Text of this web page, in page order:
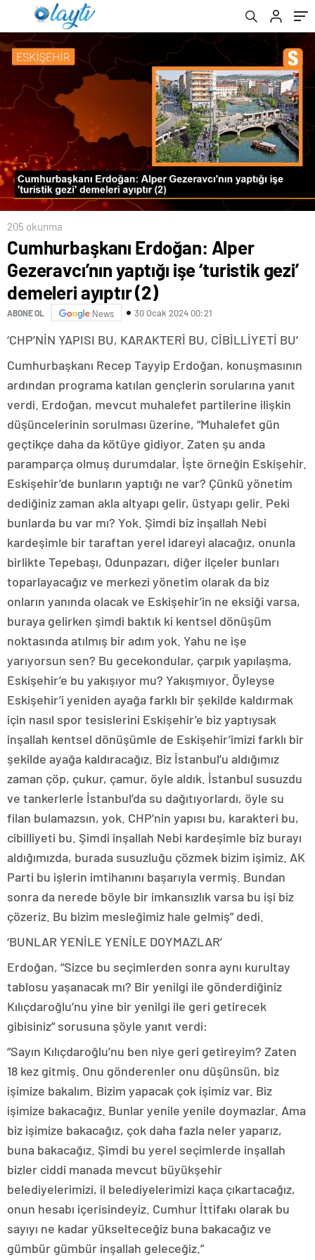
demeleri ayıptır (2)
205 okunma
Cumhurbaşkanı Erdoğan: Alper
Gezeravcı’nın yaptığı işe ‘turistik gezi’
demeleri ayıptır (2)
ABONE OL News 30 Ocak 2024 00:21
‘CHP’NİN YAPISI BU, KARAKTERİ BU, CİBİLLİYETİ BU’
Cumhurbaşkanı Recep Tayyip Erdoğan, konuşmasının
ardından programa katılan gençlerin sorularına yanıt
verdi. Erdoğan, mevcut muhalefet partilerine ilişkin
düşüncelerinin sorulması üzerine, “Muhalefet gün
geçtikçe daha da kötüye gidiyor. Zaten şu anda
paramparça olmuş durumdalar. İşte örneğin Eskişehir.
Eskişehir’de bunların yaptığı ne var? Çünkü yönetim
dediğiniz zaman akla altyapı gelir, üstyapı gelir. Peki
bunlarda bu var mı? Yok. Şimdi biz inşallah Nebi
kardeşimle bir taraftan yerel idareyi alacağız, onunla
birlikte Tepebaşı, Odunpazarı, diğer ilçeler bunları
toparlayacağız ve merkezi yönetim olarak da biz
onların yanında olacak ve Eskişehir’in ne eksiği varsa,
buraya gelirken şimdi baktık ki kentsel dönüşüm
noktasında atılmış bir adım yok. Yahu ne işe
yarıyorsun sen? Bu gecekondular, çarpık yapılaşma,
Eskişehir’e bu yakışıyor mu? Yakışmıyor. Öyleyse
Eskişehir’i yeniden ayağa farklı bir şekilde kaldırmak
için nasıl spor tesislerini Eskişehir’e biz yaptıysak
inşallah kentsel dönüşümle de Eskişehir’imizi farklı bir
şekilde ayağa kaldıracağız. Biz İstanbul’u aldığımız
zaman çöp, çukur, çamur, öyle aldık. İstanbul susuzdu
ve tankerlerle İstanbul’da su dağıtıyorlardı, öyle su
filan bulamazsın, yok. CHP’nin yapısı bu, karakteri bu,
cibilliyeti bu. Şimdi inşallah Nebi kardeşimle biz burayı
aldığımızda, burada susuzluğu çözmek bizim işimiz. AK
Parti bu işlerin imtihanını başarıyla vermiş. Bundan
sonra da nerede böyle bir imkansızlık varsa bu işi biz
çözeriz. Bu bizim mesleğimiz hale gelmiş” dedi.
‘BUNLAR YENİLE YENİLE DOYMAZLAR’
Erdoğan, “Sizce bu seçimlerden sonra aynı kurultay
tablosu yaşanacak mı? Bir yenilgi ile gönderdiğiniz
Kılıçdaroğlu’nu yine bir yenilgi ile geri getirecek
gibisiniz” sorusuna şöyle yanıt verdi:
“Sayın Kılıçdaroğlu’nu ben niye geri getireyim? Zaten
18 kez gitmiş. Onu gönderenler onu düşünsün, biz
işimize bakalım. Bizim yapacak çok işimiz var. Biz
işimize bakacağız. Bunlar yenile yenile doymazlar. Ama
biz işimize bakacağız, çok daha fazla neler yaparız,
buna bakacağız. Şimdi bu yerel seçimlerde inşallah
bizler ciddi manada mevcut büyükşehir
belediyelerimizi, il belediyelerimizi kaça çıkartacağız,
onun hesabı içerisindeyiz. Cumhur İttifakı olarak bu
sayıyı ne kadar yükselteceğiz buna bakacağız ve
gümbür gümbür inşallah geleceğiz.”